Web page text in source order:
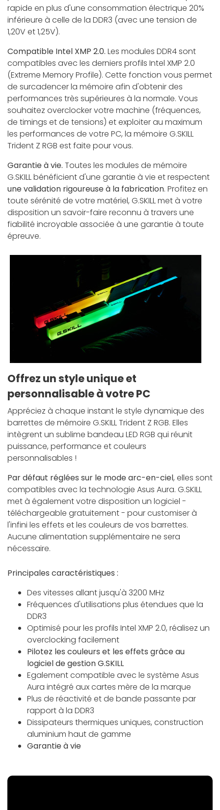
rapide en plus d'une consommation électrique 20%
inférieure à celle de la DDR3 (avec une tension de
1,20V et 1,25V).
Compatible Intel XMP 2.0. Les modules DDR4 sont
compatibles avec les derniers profils Intel XMP 2.0
(Extreme Memory Profile). Cette fonction vous permet
de surcadencer la mémoire afin d'obtenir des
performances très supérieures à la normale. Vous
souhaitez overclocker votre machine (fréquences,
de timings et de tensions) et exploiter au maximum
les performances de votre PC, la mémoire G.SKILL
Trident Z RGB est faite pour vous.
Garantie à vie. Toutes les modules de mémoire
G.SKILL bénéficient d'une garantie à vie et respectent
une validation rigoureuse à la fabrication. Profitez en
toute sérénité de votre matériel, G.SKILL met à votre
disposition un savoir-faire reconnu à travers une
fiabilité incroyable associée à une garantie à toute
épreuve.
Offrez un style unique et
personnalisable à votre PC
Appréciez à chaque instant le style dynamique des
barrettes de mémoire G.SKILL Trident Z RGB. Elles
intègrent un sublime bandeau LED RGB qui réunit
puissance, performance et couleurs
personnalisables !
Par défaut réglées sur le mode arc-en-ciel, elles sont
compatibles avec la technologie Asus Aura. G.SKILL
met à également votre disposition un logiciel -
téléchargeable gratuitement - pour customiser à
l'infini les effets et les couleurs de vos barrettes.
Aucune alimentation supplémentaire ne sera
nécessaire.
Principales caractéristiques :
Des vitesses allant jusqu'à 3200 MHz
Fréquences d'utilisations plus étendues que la
DDR3
Optimisé pour les profils Intel XMP 2.0, réalisez un
overclocking facilement
Pilotez les couleurs et les effets grâce au
logiciel de gestion G.SKILL
Egalement compatible avec le système Asus
Aura intégré aux cartes mère de la marque
Plus de réactivité et de bande passante par
rapport à la DDR3
Dissipateurs thermiques uniques, construction
aluminium haut de gamme
Garantie à vie